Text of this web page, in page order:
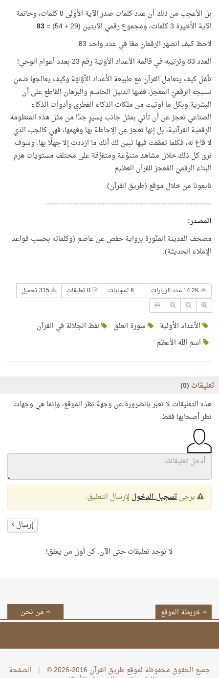
بل الأعجب من ذلك أن عدد كلمات صدر الآية الأولى 8 كلمات، وخاتمة
الآية الأخيرة 3 كلمات، ومجموع رقمي الآيتين (29 + 54) =
83
لاحظ كيف انصهر الرقمان معًا في عدد واحد 83
العدد 83 وترتيبه في قائمة الأعداد الأوّليّة رقم 23 بعدد أعوام الوحي!
تأمّل كيف يتعامل القرآن مع طبيعة الأعداد الأوّليّة وكيف يعالجها ضمن
نسيجه الرقميّ المعجز، ففيها الدليل الحاسم والبرهان القاطع على أن
البشرية وبكل ما أوتيت من ملكات الذكاء الفطري وأدوات الذكاء
الصناعي تعجز عن أن تأتي بمثل جانب يسيرٍ جدًا من مثل هذه المنظومة
الرقمية القرآنية، بل إنها تعجز عن الإحاطة بها وفهمها، فهي كالجب الذي
لا قاع له، فكلما تعمَّقت فيها تبين لك أنك ما ازددت إلا جهلًا بها. وسوف
نرى كل ذلك خلال مشاهد متنوِّعة ومتفرِّقة على مختلف مستويات هرم
البناء الرقميّ المُعجز للقرآن العظيم.
تابعونا من خلال موقع (طريق القرآن).
--------------------------------------------------------------------
المصدر:
مصحف المدينة المنَّورة برواية حفص عن عاصم (وكلماته بحسب قواعد
الإملاء الحديثة).
6 إعجابات
الأعداد الأولية سورة العلق
لفظ الجلالة في القرآن
اسم الله الأعظم
تعليقات (0
)
هذه التعليقات لا تعبر بالضرورة عن وجهة نظر الموقع، وإنما هي وجهات
نظر أصحابها فقط.
يرجىتسجيل الدخول لإرسال التعليق.
إرسال
لا توجد تعليقات حتى الآن. كن أول من يعلق!
من نحن خريطة الموقع
جميع الحقوق محفوظة لموقع طريق القرآن 2016-2026 © | الصفحة